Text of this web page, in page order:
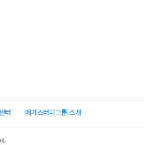
터 메가스터디그룹 소개
스 가입사실 확인